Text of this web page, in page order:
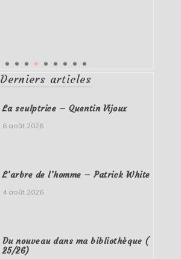
Derniers articles
La sculptrice – Quentin Vijoux
6 août 2026
L’arbre de l’homme – Patrick White
4 août 2026
Du nouveau dans ma bibliothèque (
25/26)